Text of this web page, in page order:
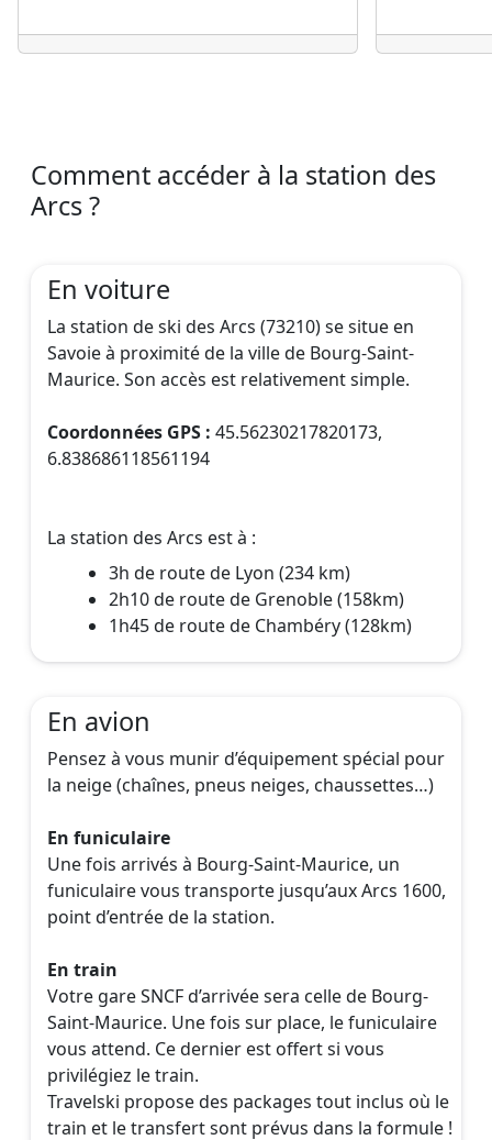
Comment accéder à la station des
Arcs ?
En voiture
La station de ski des Arcs (73210) se situe en
Savoie à proximité de la ville de Bourg-Saint-
Maurice. Son accès est relativement simple.
Coordonnées GPS : 45.56230217820173,
6.838686118561194
La station des Arcs est à :
3h de route de Lyon (234 km)
2h10 de route de Grenoble (158km)
1h45 de route de Chambéry (128km)
En avion
Pensez à vous munir d’équipement spécial pour
la neige (chaînes, pneus neiges, chaussettes…)
En funiculaire
Une fois arrivés à Bourg-Saint-Maurice, un
funiculaire vous transporte jusqu’aux Arcs 1600,
point d’entrée de la station.
En train
Votre gare SNCF d’arrivée sera celle de Bourg-
Saint-Maurice. Une fois sur place, le funiculaire
vous attend. Ce dernier est offert si vous
privilégiez le train.
Travelski propose des packages tout inclus où le
train et le transfert sont prévus dans la formule !